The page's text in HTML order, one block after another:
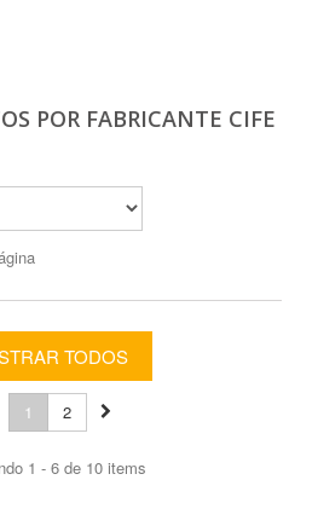
POR FABRICANTE CIFE
TODOS
1 2
1 - 6 de 10 items